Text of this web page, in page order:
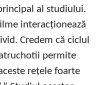
al studiului.
interacționează
Credem că ciclul
permite
rețele foarte